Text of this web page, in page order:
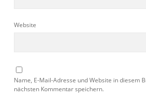
Website
Name, E-Mail-Adresse und Website in diesem
nächsten Kommentar speichern.